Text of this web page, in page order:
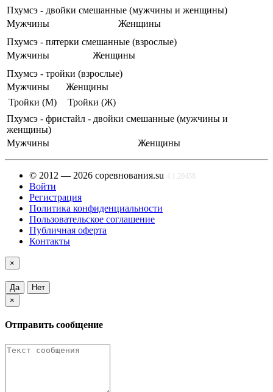
Пхумсэ - двойки смешанные (мужчины и женщины)
Мужчины
Женщины
Пхумсэ - пятерки смешанные (взрослые)
Мужчины
Женщины
Пхумсэ - тройки (взрослые)
Мужчины
Женщины
Тройки (М)
Тройки (Ж)
Пхумсэ - фристайл - двойки смешанные (мужчины и
женщины)
Мужчины
Женщины
© 2012 — 2026 соревнования.su 4.1.20458
Войти
Регистрация
Политика конфиденциальности
Пользовательское соглашение
Публичная оферта
Контакты
×
Да
Нет
×
Отправить сообщение